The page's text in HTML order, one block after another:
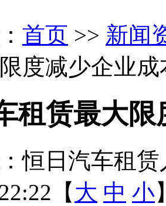
首页 >> 新闻
度减少企业成
租赁最大
恒日汽车租赁
【 大 中 小